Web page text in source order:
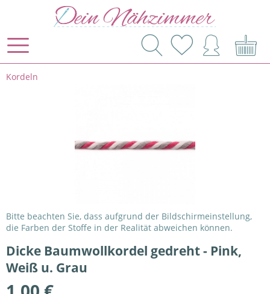
Kordeln
Bitte beachten Sie, dass aufgrund der Bildschirmeinstellung,
die Farben der Stoffe in der Realität abweichen können.
Dicke Baumwollkordel gedreht - Pink,
Weiß u. Grau